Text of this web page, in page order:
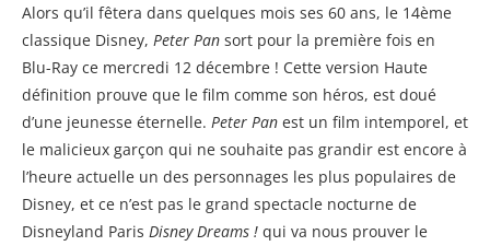
Alors qu’il fêtera dans quelques mois ses 60 ans, le 14ème
classique Disney, Peter Pan sort pour la première fois en
Blu-Ray ce mercredi 12 décembre ! Cette version Haute
définition prouve que le film comme son héros, est doué
d’une jeunesse éternelle. Peter Pan est un film intemporel, et
le malicieux garçon qui ne souhaite pas grandir est encore à
l’heure actuelle un des personnages les plus populaires de
Disney, et ce n’est pas le grand spectacle nocturne de
Disneyland Paris Disney Dreams ! qui va nous prouver le